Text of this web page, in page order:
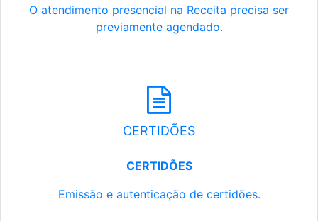
O atendimento presencial na Receita precisa ser
previamente agendado.
CERTIDÕES
CERTIDÕES
Emissão e autenticação de certidões.